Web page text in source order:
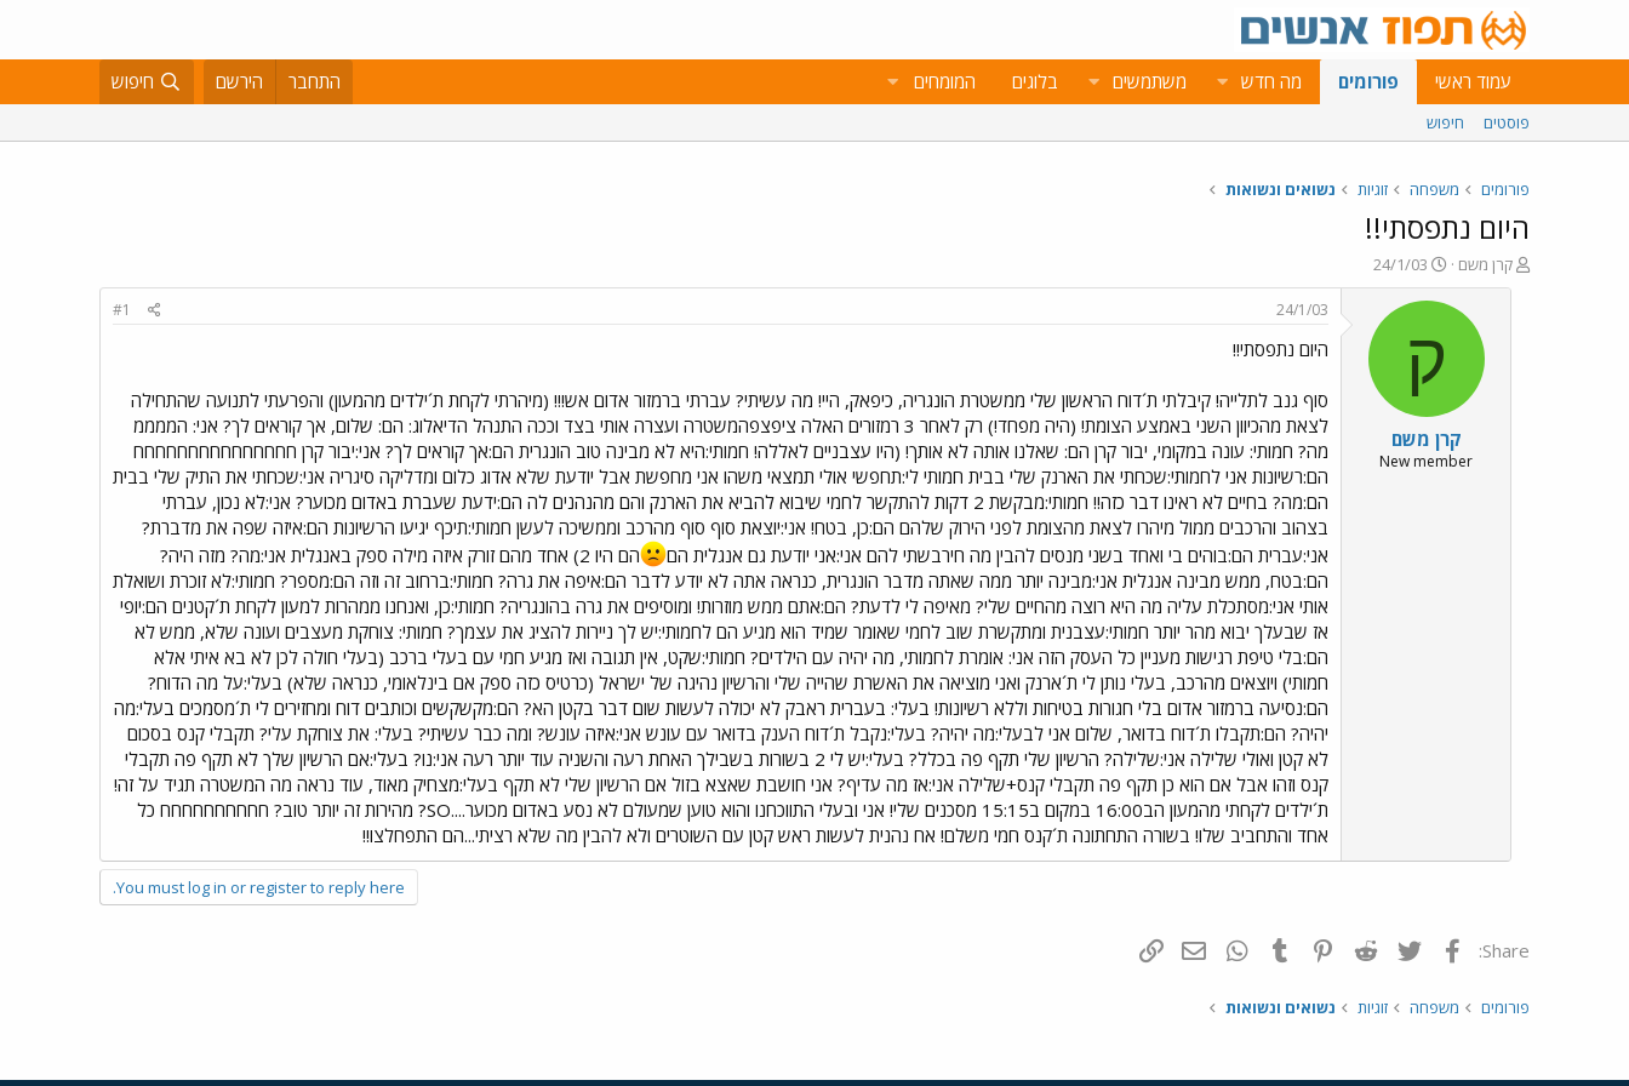
עמוד ראשי פורומים מה חדש משתמשים בלוגים המומחים התחבר הירשם חיפוש
פוסטים חיפוש
פורומים משפחה זוגיות נשואים ונשואות
היום נתפסתי!!
פ
ו
קרן משם
פ
ו
ר
ם
ב
א
ר
י
24/1/03
ק
קרן משם
New member
24/1/03
#1
היום נתפסתי!!
סוף גנב לתלייה! קיבלתי ת´דוח הראשון שלי ממשטרת הונגריה, כיפאק, היי! מה עשיתי? עברתי ברמזור אדום אש!!! (מיהרתי לקחת ת´ילדים מהמעון) והפרעתי לתנועה שהתחילה
לצאת מהכיוון השני באמצע הצומת! (היה מפחד!) רק לאחר 3 רמזורים האלה ציפצפהמשטרה ועצרה אותי בצד וככה התנהל הדיאלוג: הם: שלום, אך קוראים לך? אני: הממממ
מה? חמותי: עונה במקומי, יבור קרן הם: שאלנו אותה לא אותך! (היו עצבניים לאללה! חמותי:היא לא מבינה טוב הונגרית הם:אך קוראים לך? אני:יבור קרן חחחחחחחחחחחחחחח
הם:רשיונות אני לחמותי:שכחתי את הארנק שלי בבית חמותי לי:תחפשי אולי תמצאי משהו אני מחפשת אבל יודעת שלא אדוג כלום ומדליקה סיגריה אני:שכחתי את התיק שלי בבית
הם:מה? בחיים לא ראינו דבר כזה!! חמותי:מבקשת 2 דקות להתקשר לחמי שיבוא להביא את הארנק והם מהנהנים לה הם:ידעת שעברת באדום מכוער? אני:לא נכון, עברתי
בצהוב והרכבים ממול מיהרו לצאת מהצומת לפני הירוק שלהם הם:כן, בטח! אני:יוצאת סוף סוף מהרכב וממשיכה לעשן חמותי:תיכף יגיעו הרשיונות הם:איזה שפה את מדברת?
אני:עברית הם:בוהים בי ואחד בשני מנסים להבין מה חירבשתי להם אני:אני יודעת גם אנגלית הם
הם היו 2) אחד מהם זורק איזה מילה ספק באנגלית אני:מה? מזה היה?
הם:בטח, ממש מבינה אנגלית אני:מבינה יותר ממה שאתה מדבר הונגרית, כנראה אתה לא יודע לדבר הם:איפה את גרה? חמותי:ברחוב זה וזה הם:מספר? חמותי:לא זוכרת ושואלת
אותי אני:מסתכלת עליה מה היא רוצה מהחיים שלי? מאיפה לי לדעת? הם:אתם ממש מוזרות! ומוסיפים את גרה בהונגריה? חמותי:כן, ואנחנו ממהרות למעון לקחת ת´קטנים הם:יופי
אז שבעלך יבוא מהר יותר חמותי:עצבנית ומתקשרת שוב לחמי שאומר שמיד הוא מגיע הם לחמותי:יש לך ניירות להציג את עצמך? חמותי: צוחקת מעצבים ועונה שלא, ממש לא
הם:בלי טיפת רגישות מעניין כל העסק הזה אני: אומרת לחמותי, מה יהיה עם הילדים? חמותי:שקט, אין תגובה ואז מגיע חמי עם בעלי ברכב (בעלי חולה לכן לא בא איתי אלא
חמותי) ויוצאים מהרכב, בעלי נותן לי ת´ארנק ואני מוציאה את האשרת שהייה שלי והרשיון נהיגה של ישראל (כרטיס כזה ספק אם בינלאומי, כנראה שלא) בעלי:על מה הדוח?
הם:נסיעה ברמזור אדום בלי חגורות בטיחות וללא רשיונות! בעלי: בעברית ראבק לא יכולה לעשות שום דבר בקטן הא? הם:מקשקשים וכותבים דוח ומחזירים לי ת´מסמכים בעלי:מה
יהיה? הם:תקבלו ת´דוח בדואר, שלום אני לבעלי:מה יהיה? בעלי:נקבל ת´דוח הענק בדואר עם עונש אני:איזה עונש? ומה כבר עשיתי? בעלי: את צוחקת עלי? תקבלי קנס בסכום
לא קטן ואולי שלילה אני:שלילה? הרשיון שלי תקף פה בכלל? בעלי:יש לי 2 בשורות בשבילך האחת רעה והשניה עוד יותר רעה אני:נו? בעלי:אם הרשיון שלך לא תקף פה תקבלי
קנס וזהו אבל אם הוא כן תקף פה תקבלי קנס+שלילה אני:אז מה עדיף? אני חושבת שאצא בזול אם הרשיון שלי לא תקף בעלי:מצחיק מאוד, עוד נראה מה המשטרה תגיד על זה!
ת´ילדים לקחתי מהמעון הב16:00 במקום ב15:15 מסכנים שלי! אני ובעלי התווכחנו והוא טוען שמעולם לא נסע באדום מכוער....SO? מהירות זה יותר טוב? חחחחחחחחחח כל
אחד והתחביב שלו! בשורה התחתונה ת´קנס חמי משלם! אח נהנית לעשות ראש קטן עם השוטרים ולא להבין מה שלא רציתי...הם התפחלצו!!
You must log in or register to reply here.
Share: פייסבוק Twitter
Reddit
Pinterest
Tumblr
WhatsAppדואר אלקטרוני
פורומים משפחה זוגיות נשואים ונשואות